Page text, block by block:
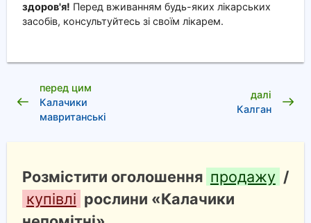
здоров'я! Перед вживанням будь-яких лікарських
засобів, консультуйтесь зі своїм лікарем.
перед цим
Калачики
мавританські
далі
Калган
Розмістити оголошення продажу /
купівлі рослини «Калачики